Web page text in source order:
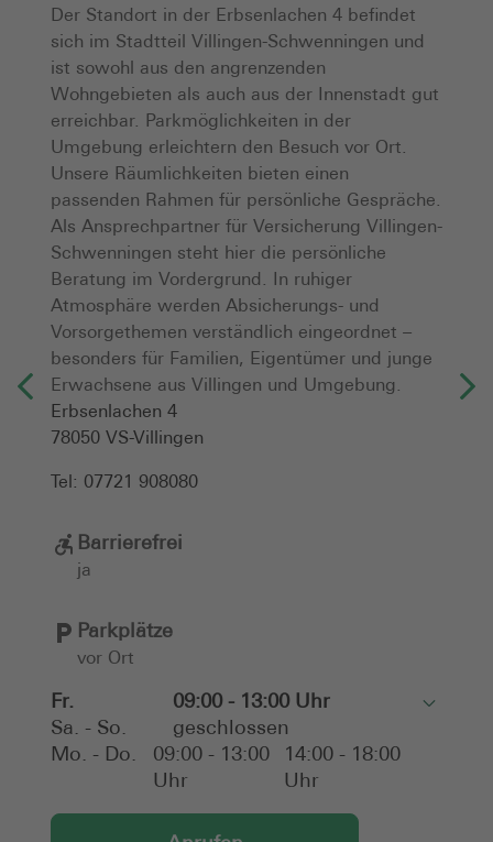
Der Standort in der Erbsenlachen 4 befindet
sich im Stadtteil Villingen-Schwenningen und
ist sowohl aus den angrenzenden
Wohngebieten als auch aus der Innenstadt gut
erreichbar. Parkmöglichkeiten in der
Umgebung erleichtern den Besuch vor Ort.
Unsere Räumlichkeiten bieten einen
passenden Rahmen für persönliche Gespräche.
Als Ansprechpartner für Versicherung Villingen-
Schwenningen steht hier die persönliche
Beratung im Vordergrund. In ruhiger
Atmosphäre werden Absicherungs- und
Vorsorgethemen verständlich eingeordnet –
besonders für Familien, Eigentümer und junge
Erwachsene aus Villingen und Umgebung.
Erbsenlachen 4
78050 VS-Villingen
Tel: 07721 908080
Barrierefrei
ja
Parkplätze
vor Ort
Fr.
09:00 - 13:00 Uhr
Sa. - So.
geschlossen
Mo. - Do.
09:00 - 13:00
Uhr
14:00 - 18:00
Uhr
Toggle